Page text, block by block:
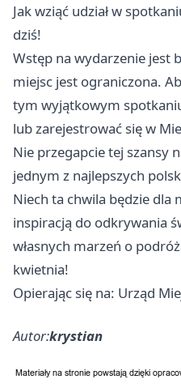
Jak wziąć udział w
dziś!
Wstęp na wydarzenie jest
miejsc jest ograniczona.
tym wyjątkowym
lub zarejestrować się w
Nie przegapcie tej szansy
jednym z najlepszych
Niech ta chwila będzie dla
inspiracją do odkrywania
własnych marzeń o
kwietnia!
Opierając się na: Urząd
Autor:krystian